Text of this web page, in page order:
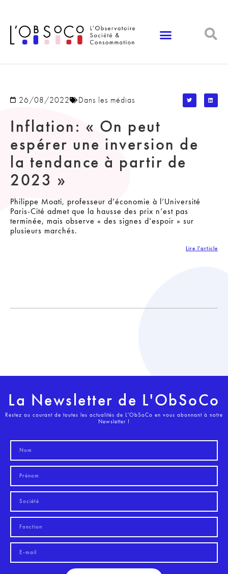
26/08/2022 Dans les médias
Inflation: « On peut
espérer une inversion de
la tendance à partir de
2023 »
Philippe Moati, professeur d’économie à l’Université
Paris-Cité admet que la hausse des prix n’est pas
terminée, mais observe « des signes d’espoir » sur
plusieurs marchés.
Lire l'article
La Newsletter de L'ObSoCo
Restez au courant de toutes les actualités de L'ObSoCo en vous abonnant à notre
Newsletter !